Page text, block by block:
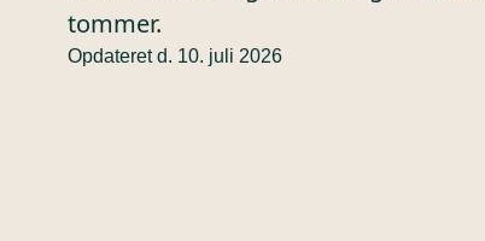
tommer.
Opdateret d. 10. juli 2026